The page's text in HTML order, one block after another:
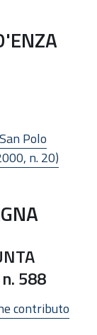
Polo
n. 20)
588
contributo